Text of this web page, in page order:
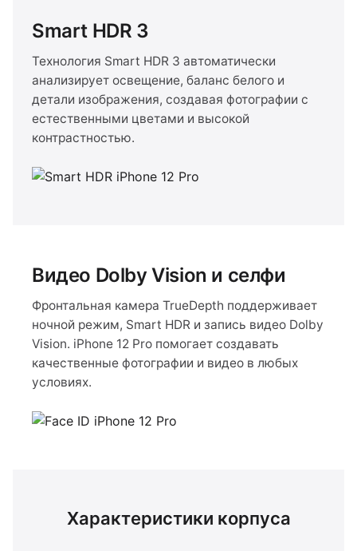
Smart HDR 3
Технология Smart HDR 3 автоматически
анализирует освещение, баланс белого и
детали изображения, создавая фотографии с
естественными цветами и высокой
контрастностью.
Видео Dolby Vision и селфи
Фронтальная камера TrueDepth поддерживает
ночной режим, Smart HDR и запись видео Dolby
Vision. iPhone 12 Pro помогает создавать
качественные фотографии и видео в любых
условиях.
Характеристики корпуса